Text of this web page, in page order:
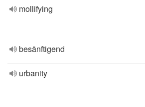
mollifying
besänftigend
urbanity